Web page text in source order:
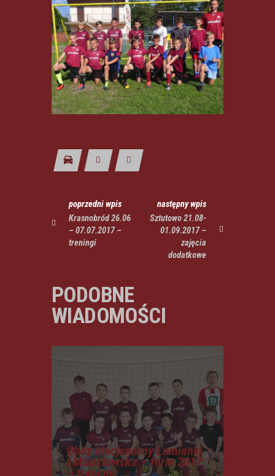
poprzedni wpis
Krasnobród 26.06
– 07.07.2017 –
treningi
następny wpis
Sztutowo 21.08-
01.09.2017 –
zajęcia
dodatkowe
PODOBNE
WIADOMOŚCI
Obóz stacjonarny Łomianki
i Mścisławska – ferie 2017